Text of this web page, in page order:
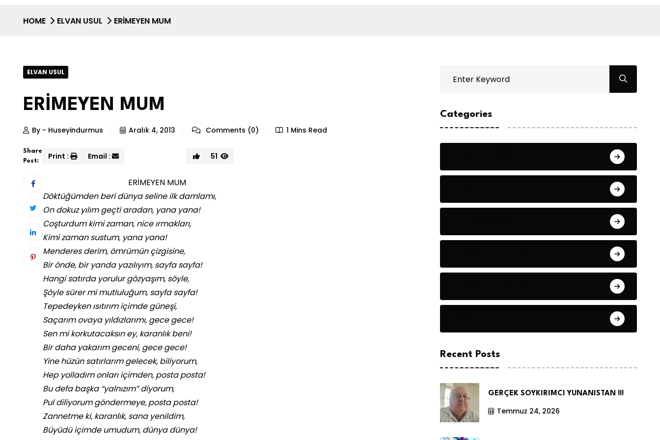
HOME ELVAN USUL ERİMEYEN MUM
ELVAN USUL
ERİMEYEN MUM
By - Huseyindurmus Aralık 4, 2013 Comments (0) 1 Mins Read
Share
Post:
Print : Email : 51
ERİMEYEN MUM
Döktüğümden beri dünya seline ilk damlamı,
On dokuz yılım geçti aradan, yana yana!
Coşturdum kimi zaman, nice ırmakları,
Kimi zaman sustum, yana yana!
Menderes derim, ömrümün çizgisine,
Bir önde, bir yanda yazılıyım, sayfa sayfa!
Hangi satırda yorulur gözyaşım, söyle,
Şöyle sürer mi mutluluğum, sayfa sayfa!
Tepedeyken ısıtırım içimde güneşi,
Saçarım ovaya yıldızlarımı, gece gece!
Sen mi korkutacaksın ey, karanlık beni!
Bir daha yakarım geceni, gece gece!
Yine hüzün satırlarım gelecek, biliyorum,
Hep yolladım onları içimden, posta posta!
Bu defa başka “yalnızım” diyorum,
Pul diliyorum göndermeye, posta posta!
Zannetme ki, karanlık, sana yenildim,
Büyüdü içimde umudum, dünya dünya!
Categories
Recent Posts
GERÇEK SOYKIRIMCI YUNANISTAN !!!
Temmuz 24, 2026